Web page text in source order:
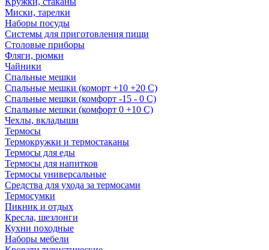
Миски, тарелки
Наборы посуды
Системы для приготовления пищи
Столовые приборы
Фляги, рюмки
Чайники
Спальные мешки
Спальные мешки (коморт +10 +20 С)
Спальные мешки (комфорт -15 - 0 С)
Спальные мешки (комфорт 0 +10 С)
Чехлы, вкладыши
Термосы
Термокружки и термостаканы
Термосы для еды
Термосы для напитков
Термосы универсальные
Средства для ухода за термосами
Термосумки
Пикник и отдых
Кресла, шезлонги
Кухни походные
Наборы мебели